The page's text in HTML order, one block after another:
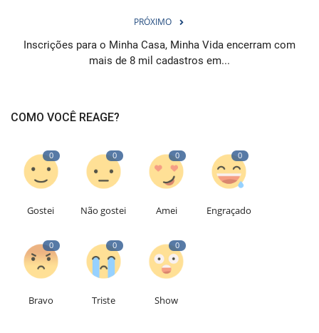
PRÓXIMO
Inscrições para o Minha Casa, Minha Vida encerram com
mais de 8 mil cadastros em...
COMO VOCÊ REAGE?
0
Gostei
0
Não gostei
0
Amei
0
Engraçado
0
Bravo
0
Triste
0
Show